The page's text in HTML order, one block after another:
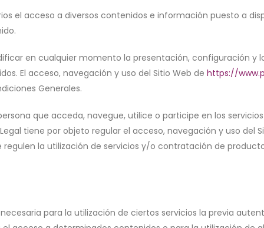
el acceso a diversos contenidos e información puesto a
en cualquier momento la presentación, configuración y
El acceso, navegación y uso del Sitio Web de https://
Generales.
que acceda, navegue, utilice o participe en los
tiene por objeto regular el acceso, navegación y uso del
la utilización de servicios y/o contratación de
para la utilización de ciertos servicios la previa